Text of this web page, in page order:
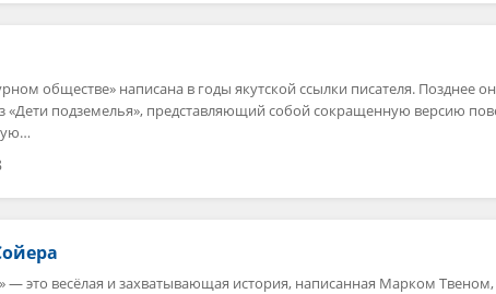
обществе» написана в годы якутской ссылки писателя. Позднее
«Дети подземелья», представляющий собой сокращенную версию
это весёлая и захватывающая история, написанная Марком Твеном,